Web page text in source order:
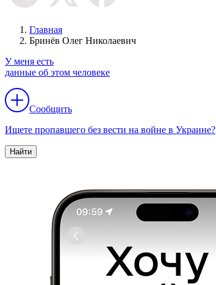
Главная
Бринёв Олег Николаевич
У меня есть
данные об этом человеке
Сообщить
Ищете пропавшего без вести на войне в Украине?
Найти